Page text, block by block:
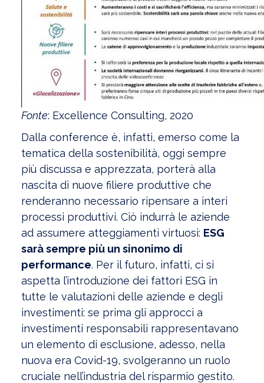
Fonte: Excellence Consulting, 2020
Dalla conference è, infatti, emerso come la
tematica della sostenibilità, oggi sempre
più discussa e apprezzata, porterà alla
nascita di nuove filiere produttive che
renderanno necessario ripensare a interi
processi produttivi. Ciò indurrà le aziende
ad assumere atteggiamenti virtuosi: ESG
sarà sempre più un sinonimo di
performance. Per il futuro, infatti, ci si
aspetta l’introduzione dei fattori ESG in
tutte le valutazioni delle aziende e degli
investimenti: se prima gli approcci a
investimenti responsabili rappresentavano
un elemento di esclusione, adesso, nella
nuova era Covid-19, svolgeranno un ruolo
cruciale nell’industria del risparmio gestito.